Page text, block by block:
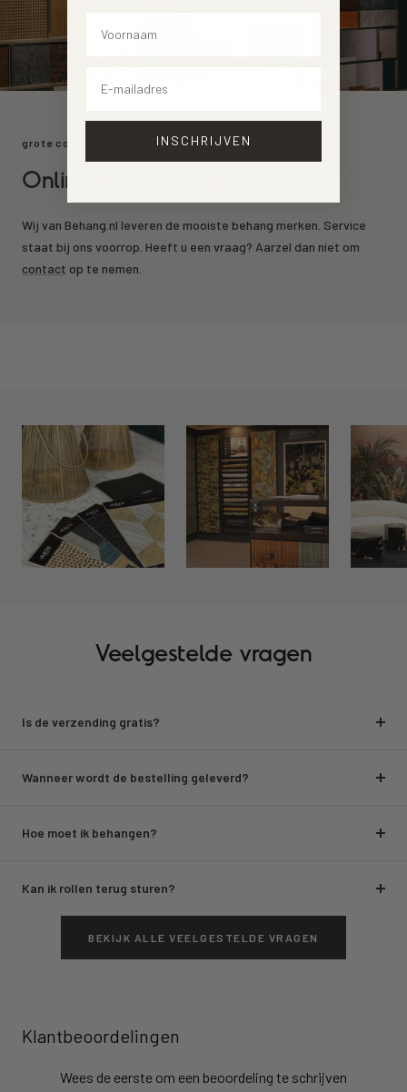
grote collectie
Online behang kopen
Wij van Behang.nl leveren de mooiste behang merken. Service
staat bij ons voorrop. Heeft u een vraag? Aarzel dan niet om
contact op te nemen.
Veelgestelde vragen
Is de verzending gratis?
Wanneer wordt de bestelling geleverd?
Hoe moet ik behangen?
Kan ik rollen terug sturen?
BEKIJK ALLE VEELGESTELDE VRAGEN
Klantbeoordelingen
Wees de eerste om een beoordeling te schrijven
INSCHRIJVEN